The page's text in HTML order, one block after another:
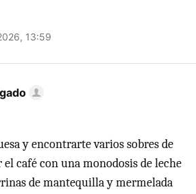
13:59
y encontrarte varios sobres de
café con una monodosis de leche
de mantequilla y mermelada